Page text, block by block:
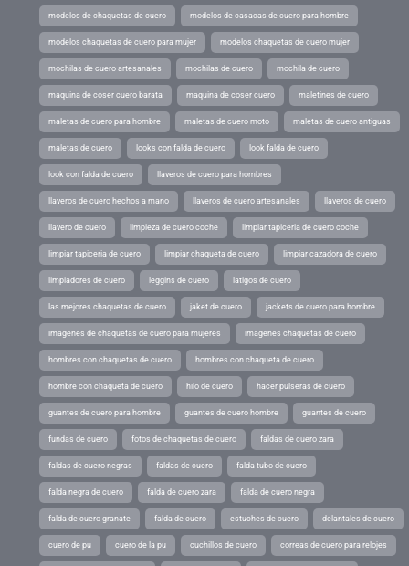
modelos de chaquetas de cuero modelos de casacas de cuero para hombre
modelos chaquetas de cuero para mujer modelos chaquetas de cuero mujer
mochilas de cuero artesanales mochilas de cuero mochila de cuero
maquina de coser cuero barata maquina de coser cuero maletines de cuero
maletas de cuero para hombre maletas de cuero moto maletas de cuero antiguas
maletas de cuero looks con falda de cuero look falda de cuero
look con falda de cuero llaveros de cuero para hombres
llaveros de cuero hechos a mano llaveros de cuero artesanales llaveros de cuero
llavero de cuero limpieza de cuero coche limpiar tapiceria de cuero coche
limpiar tapiceria de cuero limpiar chaqueta de cuero limpiar cazadora de cuero
limpiadores de cuero leggins de cuero latigos de cuero
las mejores chaquetas de cuero jaket de cuero jackets de cuero para hombre
imagenes de chaquetas de cuero para mujeres imagenes chaquetas de cuero
hombres con chaquetas de cuero hombres con chaqueta de cuero
hombre con chaqueta de cuero hilo de cuero hacer pulseras de cuero
guantes de cuero para hombre guantes de cuero hombre guantes de cuero
fundas de cuero fotos de chaquetas de cuero faldas de cuero zara
faldas de cuero negras faldas de cuero falda tubo de cuero
falda negra de cuero falda de cuero zara falda de cuero negra
falda de cuero granate falda de cuero estuches de cuero delantales de cuero
cuero de pu cuero de la pu cuchillos de cuero correas de cuero para relojes